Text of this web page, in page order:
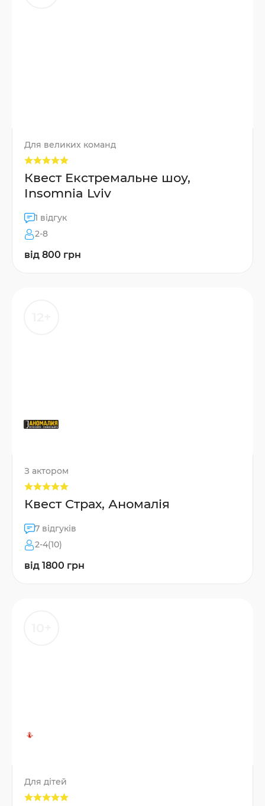
Для великих команд
Квест Екстремальне шоу,
Insomnia Lviv
1 відгук
2-8
від 800 грн
З актором
Квест Страх, Аномалія
7 відгуків
2-4(10)
від 1800 грн
Для дітей